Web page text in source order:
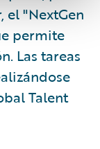
"NextGen
permite
Las tareas
Talent